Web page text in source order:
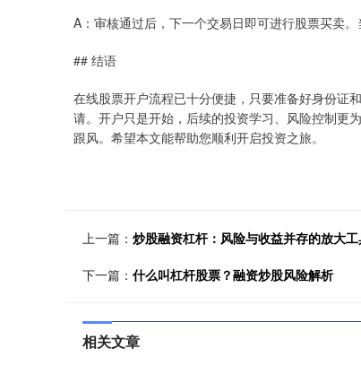
A：审核通过后，下一个交易日即可进行股票买卖
## 结语
在线股票开户流程已十分便捷，只要准备好身份证
请。开户只是开始，后续的投资学习、风险控制更
跟风。希望本文能帮助您顺利开启投资之旅。
上一篇： 炒股融资杠杆：风险与收益并存的放大
下一篇： 什么叫杠杆股票？融资炒股风险解析
相关文章